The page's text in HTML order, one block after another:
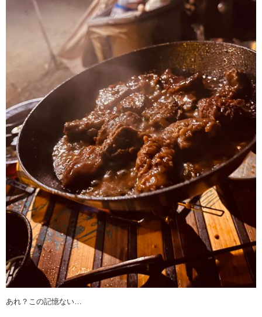
あれ？この記憶ない…